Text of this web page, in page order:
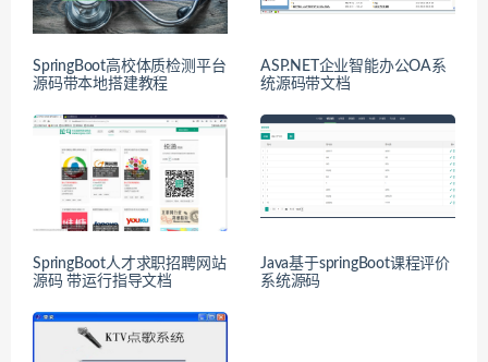
SpringBoot高校体质检测平台
源码带本地搭建教程
ASP.NET企业智能办公OA系
统源码带文档
SpringBoot人才求职招聘网站
源码 带运行指导文档
Java基于springBoot课程评价
系统源码